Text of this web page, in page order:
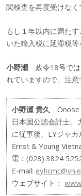
関検査を再度受けなく
もし１年以内に満た
いた輸入税に延滞税等
小野瀬 政令18号では
れていますので、注意
小野瀬 貴久
Onose
日本国公認会計士。
に従事後、EYジャ
Ernst & Young
電：(028) 3824
E-mail:
ウェブサイト：